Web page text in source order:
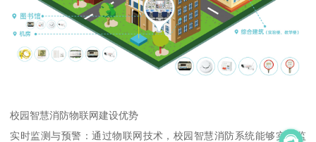
校园智慧消防物联网建设优势
实时监测与预警：通过物联网技术，校园智慧消防系统能够实时监